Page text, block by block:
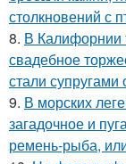
столкновений с
8. В Калифорнии
свадебное
стали
9. В морских
загадочное и
ремень-рыба,